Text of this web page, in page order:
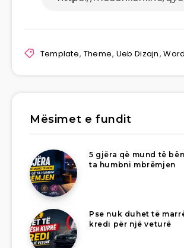
Template, Theme, Ueb Dizajn,
Mësimet e fundit
5 gjëra që mund të
ta humbni mbrëmjen
Pse nuk duhet të
kredi për një veturë